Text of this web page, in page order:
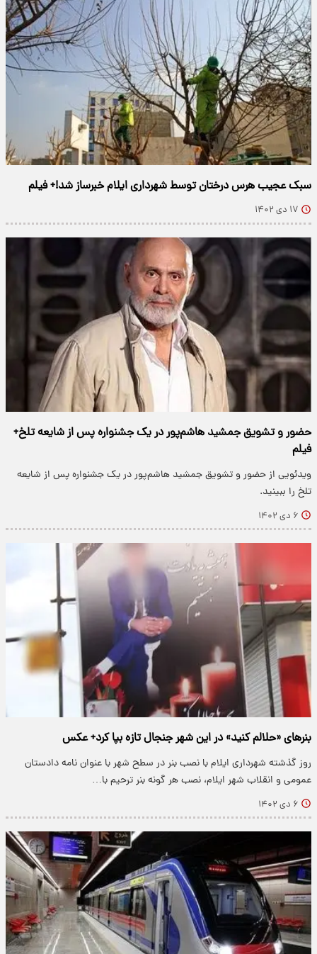
سبک عجیب هرس درختان توسط شهرداری ایلام خبرساز شد!+ فیلم
۱۷ دی ۱۴۰۲
حضور و تشویق جمشید هاشم‌پور در یک جشنواره پس از شایعه تلخ+
فیلم
ویدئویی از حضور و تشویق جمشید هاشم‌پور در یک جشنواره پس از شایعه
تلخ را ببینید.
۶ دی ۱۴۰۲
بنرهای «حلالم کنید» در این شهر جنجال تازه بپا کرد+ عکس
روز گذشته شهرداری ایلام با نصب بنر در سطح شهر با عنوان نامه دادستان
عمومی و انقلاب شهر ایلام، نصب هر گونه بنر ترحیم با…
۶ دی ۱۴۰۲